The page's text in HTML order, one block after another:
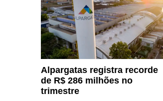
Alpargatas registra recorde
de R$ 286 milhões no
trimestre